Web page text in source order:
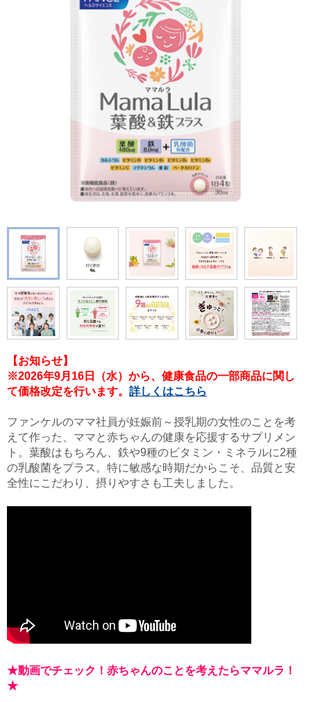
【お知らせ】
※2026年9月16日（水）から、健康食品の一部商品に関し
て価格改定を行います。 詳しくはこちら
ファンケルのママ社員が妊娠前～授乳期の女性のことを考
えて作った、ママと赤ちゃんの健康を応援するサプリメン
ト。葉酸はもちろん、鉄や9種のビタミン・ミネラルに2種
の乳酸菌をプラス。特に敏感な時期だからこそ、品質と安
全性にこだわり、摂りやすさも工夫しました。
★動画でチェック！赤ちゃんのことを考えたらママルラ！
★